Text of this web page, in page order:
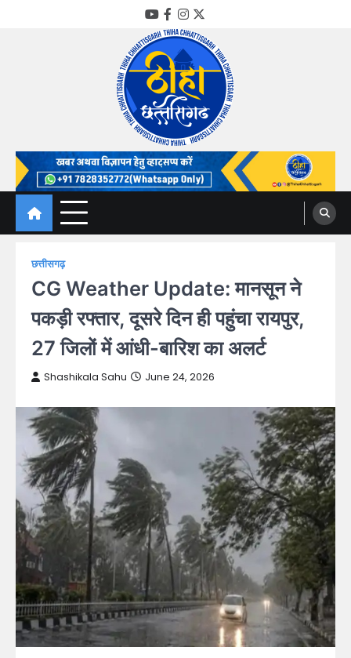
YouTube
Facebook
Instagram
Twitter
Thiha Chhattisgarh
गोठ जन-जन के
छत्तीसगढ़
CG Weather Update: मानसून ने
पकड़ी रफ्तार, दूसरे दिन ही पहुंचा रायपुर,
27 जिलों में आंधी-बारिश का अलर्ट
Shashikala Sahu June 24, 2026